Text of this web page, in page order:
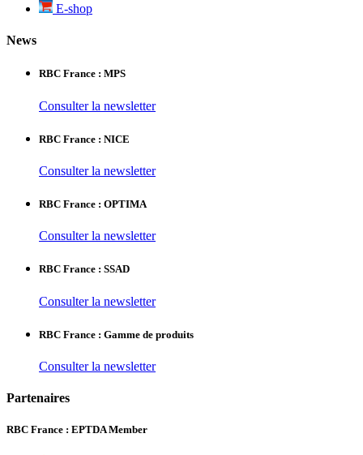
E-shop
News
RBC France : MPS
Consulter la newsletter
RBC France : NICE
Consulter la newsletter
RBC France : OPTIMA
Consulter la newsletter
RBC France : SSAD
Consulter la newsletter
RBC France : Gamme de produits
Consulter la newsletter
Partenaires
RBC France : EPTDA Member